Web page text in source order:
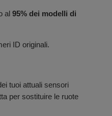
al 95% dei modelli di
ID originali.
tuoi attuali sensori
per sostituire le ruote